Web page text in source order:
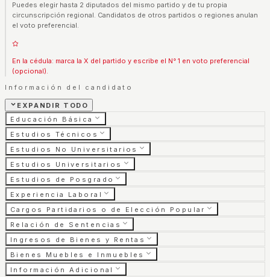
Puedes elegir hasta 2 diputados del mismo partido y de tu propia
circunscripción regional. Candidatos de otros partidos o regiones anulan
el voto preferencial.
En la cédula: marca la X del partido y escribe el N° 1 en voto preferencial
(opcional).
Información del candidato
EXPANDIR TODO
Educación Básica
Estudios Técnicos
Estudios No Universitarios
Estudios Universitarios
Estudios de Posgrado
Experiencia Laboral
Cargos Partidarios o de Elección Popular
Relación de Sentencias
Ingresos de Bienes y Rentas
Bienes Muebles e Inmuebles
Información Adicional